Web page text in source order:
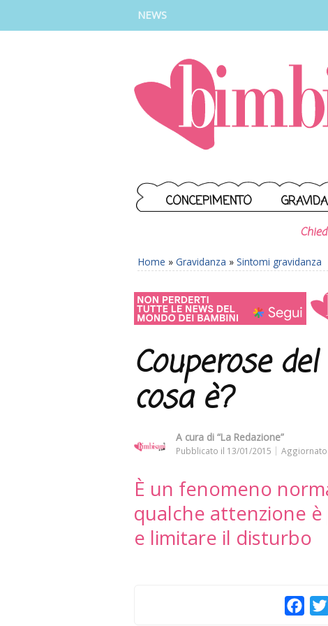
NEWS
CONCEPIMENTO
Home » Gravidanza » Sintomi gravidanza
Couperose
cosa è?
A cura di “La Redazione”
Pubblicato il 13/01/2015 Aggiornato
È un fenomeno
qualche attenzione
e limitare il disturbo